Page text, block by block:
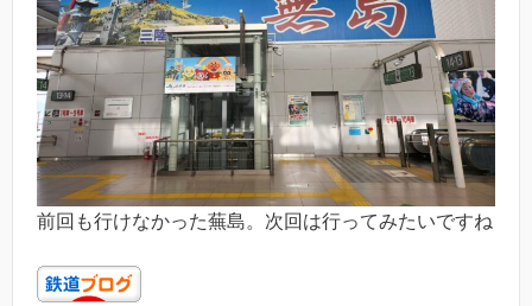
前回も行けなかった蕪島。次回は行ってみたいですね